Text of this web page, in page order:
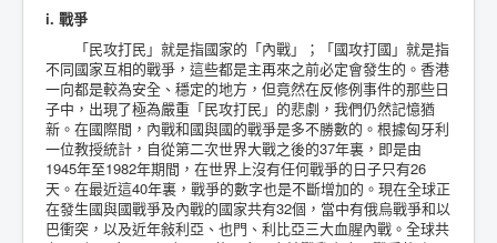
i. 戰爭
「民攻打民」就是指國家的「內戰」；「國攻打國」就是指
不同國家互相的戰爭，這些都是主再來之前必定會發生的。香港
一向都是較為安全、穩定的地方，但竟然在反修例事件的那些日
子中，出現了極為嚴重「民攻打民」的悲劇，我們仍然記憶猶
新。在國際間，內戰和國與國的戰爭是多不勝數的。根據匈牙利
一位教授統計，自從第二次世界大戰之後的37年裏，即是由
1945年至1982年期間，在世界上沒有任何戰爭的日子只有26
天。在最近這40年裏，戰爭的數字也是不斷增加的。現在全球正
在發生國與國戰爭及內戰的國家共有32個，當中有俄烏戰爭和以
巴衝突，以及近年敍利亞、也門、利比亞三大血腥內戰。全球共